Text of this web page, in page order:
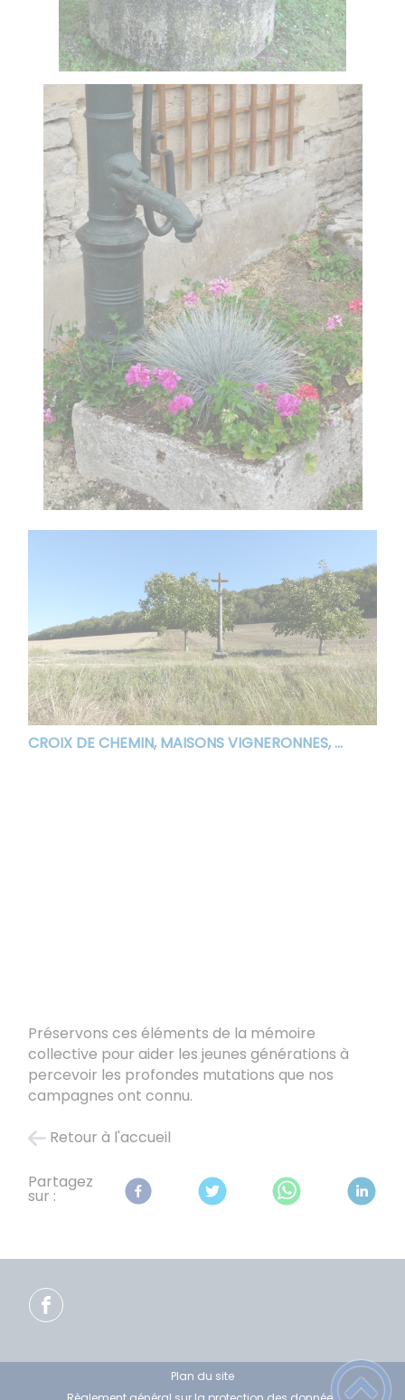
CROIX DE CHEMIN, MAISONS VIGNERONNES, ...
Préservons ces éléments de la mémoire
collective pour aider les jeunes générations à
percevoir les profondes mutations que nos
campagnes ont connu.
Retour à l'accueil
Partagez
sur :
Plan du site